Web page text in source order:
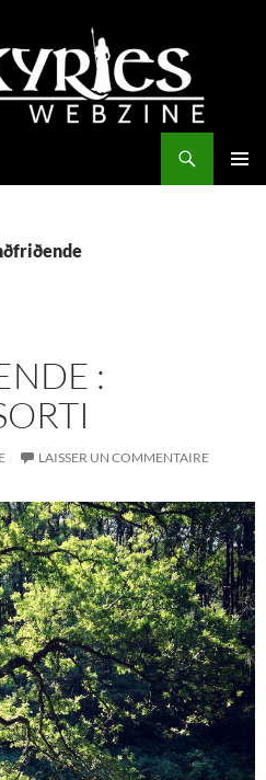
:
LAISSER UN COMMENTAIRE